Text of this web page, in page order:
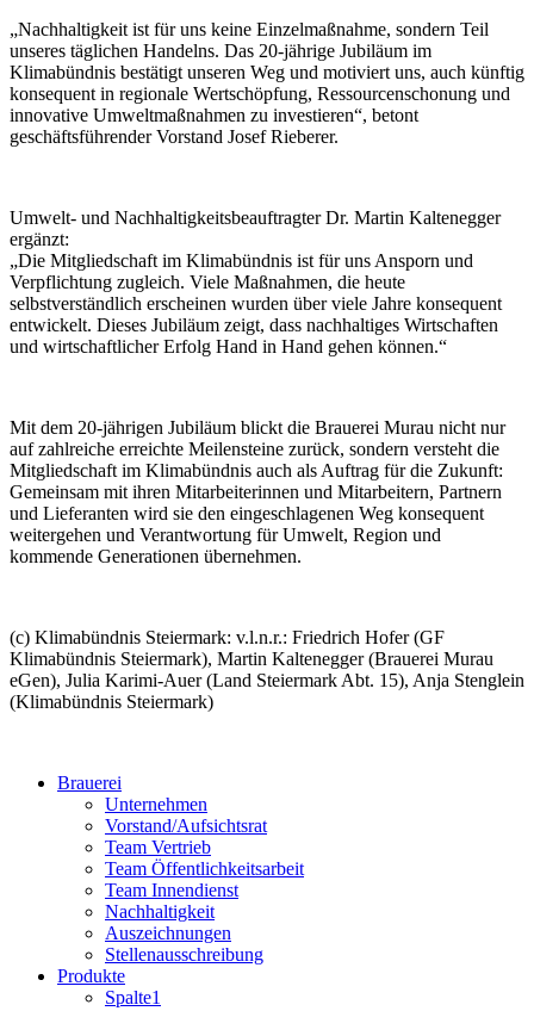
„Nachhaltigkeit ist für uns keine Einzelmaßnahme, sondern Teil
unseres täglichen Handelns. Das 20-jährige Jubiläum im
Klimabündnis bestätigt unseren Weg und motiviert uns, auch künftig
konsequent in regionale Wertschöpfung, Ressourcenschonung und
innovative Umweltmaßnahmen zu investieren“, betont
geschäftsführender Vorstand Josef Rieberer.
Umwelt- und Nachhaltigkeitsbeauftragter Dr. Martin Kaltenegger
ergänzt:
„Die Mitgliedschaft im Klimabündnis ist für uns Ansporn und
Verpflichtung zugleich. Viele Maßnahmen, die heute
selbstverständlich erscheinen wurden über viele Jahre konsequent
entwickelt. Dieses Jubiläum zeigt, dass nachhaltiges Wirtschaften
und wirtschaftlicher Erfolg Hand in Hand gehen können.“
Mit dem 20-jährigen Jubiläum blickt die Brauerei Murau nicht nur
auf zahlreiche erreichte Meilensteine zurück, sondern versteht die
Mitgliedschaft im Klimabündnis auch als Auftrag für die Zukunft:
Gemeinsam mit ihren Mitarbeiterinnen und Mitarbeitern, Partnern
und Lieferanten wird sie den eingeschlagenen Weg konsequent
weitergehen und Verantwortung für Umwelt, Region und
kommende Generationen übernehmen.
(c) Klimabündnis Steiermark: v.l.n.r.: Friedrich Hofer (GF
Klimabündnis Steiermark), Martin Kaltenegger (Brauerei Murau
eGen), Julia Karimi-Auer (Land Steiermark Abt. 15), Anja Stenglein
(Klimabündnis Steiermark)
Brauerei
Unternehmen
Vorstand/Aufsichtsrat
Team Vertrieb
Team Öffentlichkeitsarbeit
Team Innendienst
Nachhaltigkeit
Auszeichnungen
Stellenausschreibung
Produkte
Spalte1